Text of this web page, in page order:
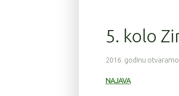
5. kolo
2016. godinu
NAJAVA